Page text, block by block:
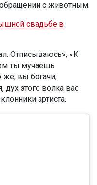
с животным.
свадьбе в
Отписываюсь», «К
ты мучаешь
же, вы богачи,
дух этого волка вас
артиста.